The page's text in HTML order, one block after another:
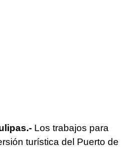
Los trabajos para
turística del Puerto de